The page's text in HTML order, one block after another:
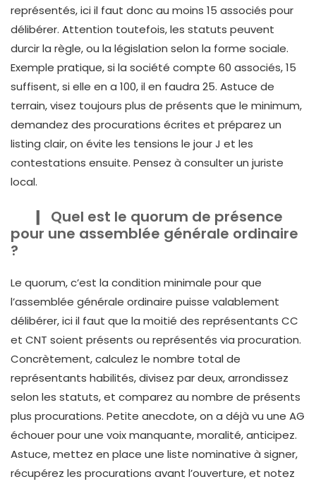
représentés, ici il faut donc au moins 15 associés pour
délibérer. Attention toutefois, les statuts peuvent
durcir la règle, ou la législation selon la forme sociale.
Exemple pratique, si la société compte 60 associés, 15
suffisent, si elle en a 100, il en faudra 25. Astuce de
terrain, visez toujours plus de présents que le minimum,
demandez des procurations écrites et préparez un
listing clair, on évite les tensions le jour J et les
contestations ensuite. Pensez à consulter un juriste
local.
Quel est le quorum de présence
pour une assemblée générale ordinaire
?
Le quorum, c’est la condition minimale pour que
l’assemblée générale ordinaire puisse valablement
délibérer, ici il faut que la moitié des représentants CC
et CNT soient présents ou représentés via procuration.
Concrètement, calculez le nombre total de
représentants habilités, divisez par deux, arrondissez
selon les statuts, et comparez au nombre de présents
plus procurations. Petite anecdote, on a déjà vu une AG
échouer pour une voix manquante, moralité, anticipez.
Astuce, mettez en place une liste nominative à signer,
récupérez les procurations avant l’ouverture, et notez